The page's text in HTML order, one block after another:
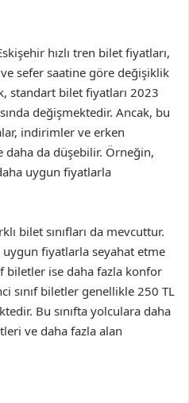
hızlı tren bilet fiyatları,
sefer saatine göre değişiklik
standart bilet fiyatları 2023
değişmektedir. Ancak, bu
indirimler ve erken
daha da düşebilir. Örneğin,
uygun fiyatlarla
bilet sınıfları da mevcuttur.
uygun fiyatlarla seyahat etme
biletler ise daha fazla konfor
sınıf biletler genellikle 250 TL
Bu sınıfta yolculara daha
ve daha fazla alan